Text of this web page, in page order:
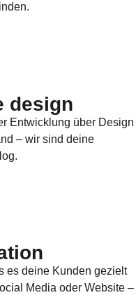
design
Entwicklung über Design
– wir sind deine
es deine Kunden gezielt
Media oder Website –